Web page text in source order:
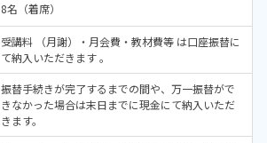
8名（着席）
受講料 （月謝）・月会費・教材費等 は口座振替に
て納入いただきます 。
振替手続きが完了するまでの間や、万一振替がで
きなかった場合は末日までに現金にて納入いただ
きます。